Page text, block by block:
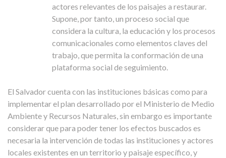
actores relevantes de los paisajes a restaurar.
Supone, por tanto, un proceso social que
considera la cultura, la educación y los procesos
comunicacionales como elementos claves del
trabajo, que permita la conformación de una
plataforma social de seguimiento.
El Salvador cuenta con las instituciones básicas como para
implementar el plan desarrollado por el Ministerio de Medio
Ambiente y Recursos Naturales, sin embargo es importante
considerar que para poder tener los efectos buscados es
necesaria la intervención de todas las instituciones y actores
locales existentes en un territorio y paisaje específico, y